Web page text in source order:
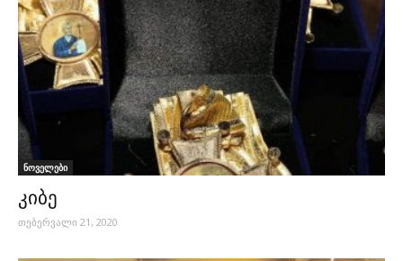
ნოველები
კიბე
თებერვალი 21, 2020